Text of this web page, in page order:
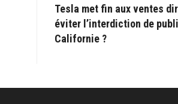
Tesla met fin aux ventes
éviter l’interdiction de
Californie ?